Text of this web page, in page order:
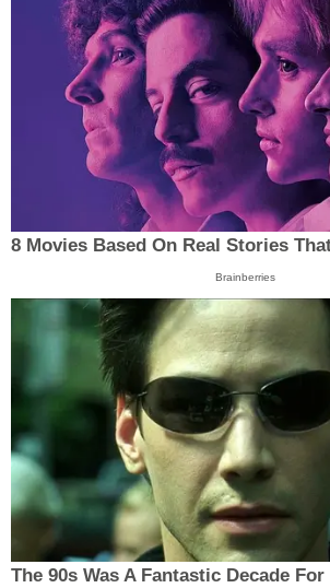
8 Movies Based On Real Stories
Brainberries
The 90s Was A Fantastic Decade